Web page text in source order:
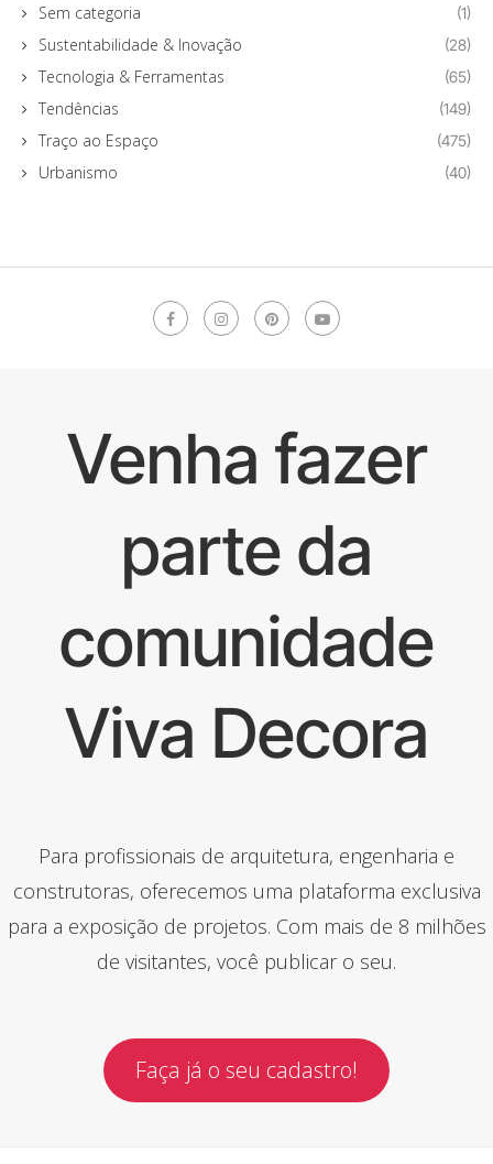
Sem categoria (1)
Sustentabilidade & Inovação (28)
Tecnologia & Ferramentas (65)
Tendências (149)
Traço ao Espaço (475)
Urbanismo (40)
Venha fazer
parte da
comunidade
Viva Decora
Para profissionais de arquitetura, engenharia e
construtoras, oferecemos uma plataforma exclusiva
para a exposição de projetos. Com mais de 8 milhões
de visitantes, você publicar o seu.
Faça já o seu cadastro!